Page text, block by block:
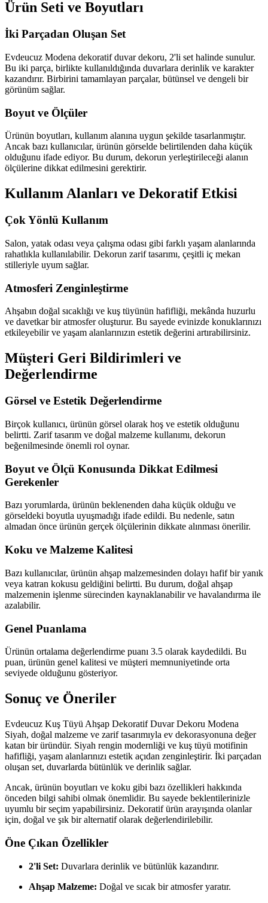
Ürün Seti ve Boyutları
İki Parçadan Oluşan Set
Evdeucuz Modena dekoratif duvar dekoru, 2'li set halinde sunulur.
Bu iki parça, birlikte kullanıldığında duvarlara derinlik ve karakter
kazandırır. Birbirini tamamlayan parçalar, bütünsel ve dengeli bir
görünüm sağlar.
Boyut ve Ölçüler
Ürünün boyutları, kullanım alanına uygun şekilde tasarlanmıştır.
Ancak bazı kullanıcılar, ürünün görselde belirtilenden daha küçük
olduğunu ifade ediyor. Bu durum, dekorun yerleştirileceği alanın
ölçülerine dikkat edilmesini gerektirir.
Kullanım Alanları ve Dekoratif Etkisi
Çok Yönlü Kullanım
Salon, yatak odası veya çalışma odası gibi farklı yaşam alanlarında
rahatlıkla kullanılabilir. Dekorun zarif tasarımı, çeşitli iç mekan
stilleriyle uyum sağlar.
Atmosferi Zenginleştirme
Ahşabın doğal sıcaklığı ve kuş tüyünün hafifliği, mekânda huzurlu
ve davetkar bir atmosfer oluşturur. Bu sayede evinizde konuklarınızı
etkileyebilir ve yaşam alanlarınızın estetik değerini artırabilirsiniz.
Müşteri Geri Bildirimleri ve
Değerlendirme
Görsel ve Estetik Değerlendirme
Birçok kullanıcı, ürünün görsel olarak hoş ve estetik olduğunu
belirtti. Zarif tasarım ve doğal malzeme kullanımı, dekorun
beğenilmesinde önemli rol oynar.
Boyut ve Ölçü Konusunda Dikkat Edilmesi
Gerekenler
Bazı yorumlarda, ürünün beklenenden daha küçük olduğu ve
görseldeki boyutla uyuşmadığı ifade edildi. Bu nedenle, satın
almadan önce ürünün gerçek ölçülerinin dikkate alınması önerilir.
Koku ve Malzeme Kalitesi
Bazı kullanıcılar, ürünün ahşap malzemesinden dolayı hafif bir yanık
veya katran kokusu geldiğini belirtti. Bu durum, doğal ahşap
malzemenin işlenme sürecinden kaynaklanabilir ve havalandırma ile
azalabilir.
Genel Puanlama
Ürünün ortalama değerlendirme puanı 3.5 olarak kaydedildi. Bu
puan, ürünün genel kalitesi ve müşteri memnuniyetinde orta
seviyede olduğunu gösteriyor.
Sonuç ve Öneriler
Evdeucuz Kuş Tüyü Ahşap Dekoratif Duvar Dekoru Modena
Siyah, doğal malzeme ve zarif tasarımıyla ev dekorasyonuna değer
katan bir üründür. Siyah rengin modernliği ve kuş tüyü motifinin
hafifliği, yaşam alanlarınızı estetik açıdan zenginleştirir. İki parçadan
oluşan set, duvarlarda bütünlük ve derinlik sağlar.
Ancak, ürünün boyutları ve koku gibi bazı özellikleri hakkında
önceden bilgi sahibi olmak önemlidir. Bu sayede beklentilerinizle
uyumlu bir seçim yapabilirsiniz. Dekoratif ürün arayışında olanlar
için, doğal ve şık bir alternatif olarak değerlendirilebilir.
Öne Çıkan Özellikler
2'li Set: Duvarlara derinlik ve bütünlük kazandırır.
Ahşap Malzeme: Doğal ve sıcak bir atmosfer yaratır.